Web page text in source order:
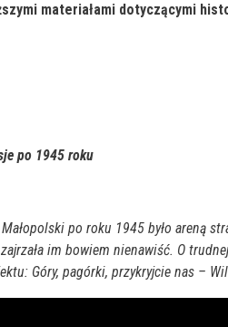
materiałami dotyczącymi
po 1945 roku
po roku 1945 było areną
im bowiem nienawiść. O
Góry, pagórki, przykryjcie nas –